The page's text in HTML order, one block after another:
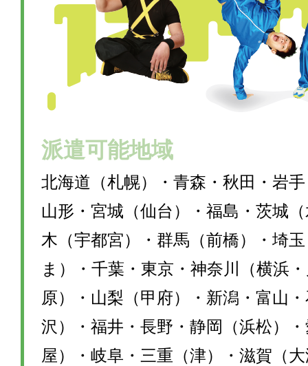
派遣可能地域
北海道（札幌）・青森・秋田・岩
山形・宮城（仙台）・福島・茨城
木（宇都宮）・群馬（前橋）・埼
ま）・千葉・東京・神奈川（横浜
原）・山梨（甲府）・新潟・富山
沢）・福井・長野・静岡（浜松）
屋）・岐阜・三重（津）・滋賀（